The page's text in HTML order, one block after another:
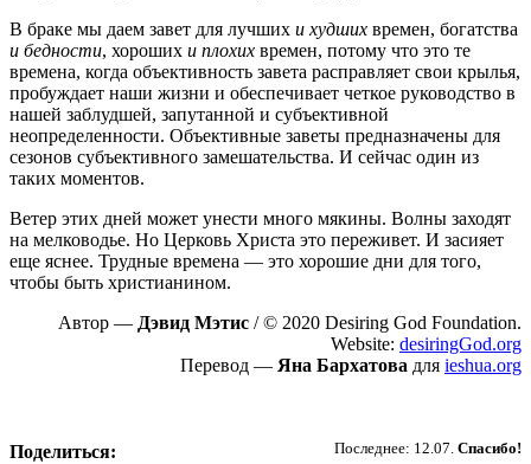
В браке мы даем завет для лучших и худших времен, богатства
и бедности, хороших и плохих времен, потому что это те
времена, когда объективность завета расправляет свои крылья,
пробуждает наши жизни и обеспечивает четкое руководство в
нашей заблудшей, запутанной и субъективной
неопределенности. Объективные заветы предназначены для
сезонов субъективного замешательства. И сейчас один из
таких моментов.
Ветер этих дней может унести много мякины. Волны заходят
на мелководье. Но Церковь Христа это переживет. И засияет
еще яснее. Трудные времена — это хорошие дни для того,
чтобы быть христианином.
Автор — Дэвид Мэтис / © 2020 Desiring God Foundation.
Website: desiringGod.org
Перевод — Яна Бархатова для ieshua.org
Последнее: 12.07. Спасибо!
Поделиться: